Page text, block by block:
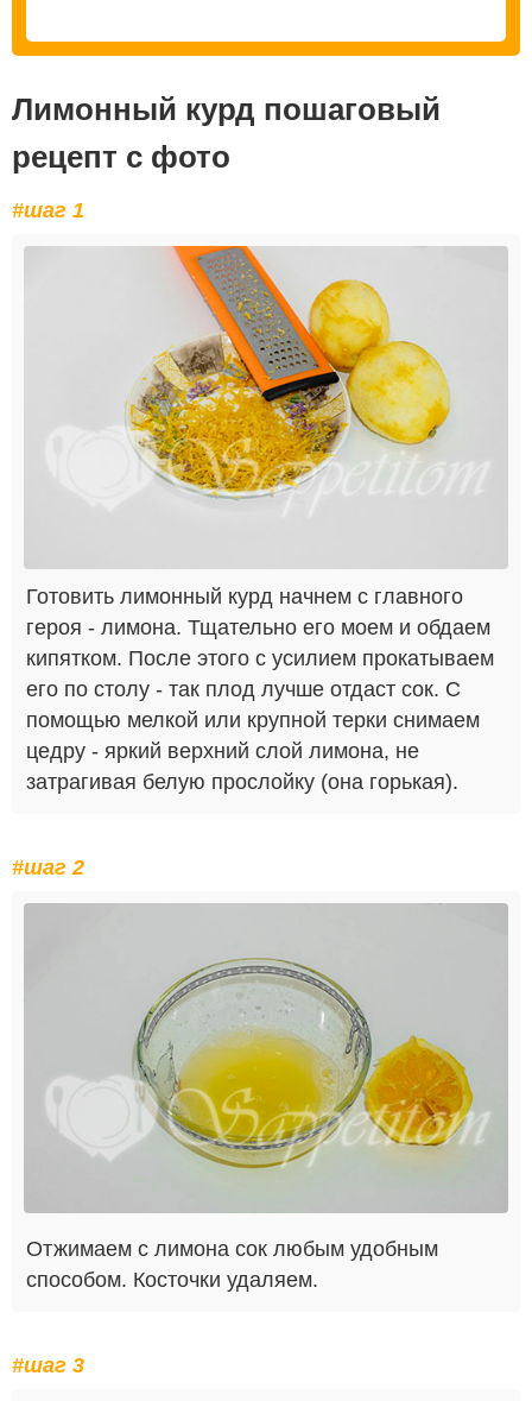
Лимонный курд пошаговый
рецепт с фото
#шаг 1
Готовить лимонный курд начнем с главного
героя - лимона. Тщательно его моем и обдаем
кипятком. После этого с усилием прокатываем
его по столу - так плод лучше отдаст сок. С
помощью мелкой или крупной терки снимаем
цедру - яркий верхний слой лимона, не
затрагивая белую прослойку (она горькая).
#шаг 2
Отжимаем с лимона сок любым удобным
способом. Косточки удаляем.
#шаг 3